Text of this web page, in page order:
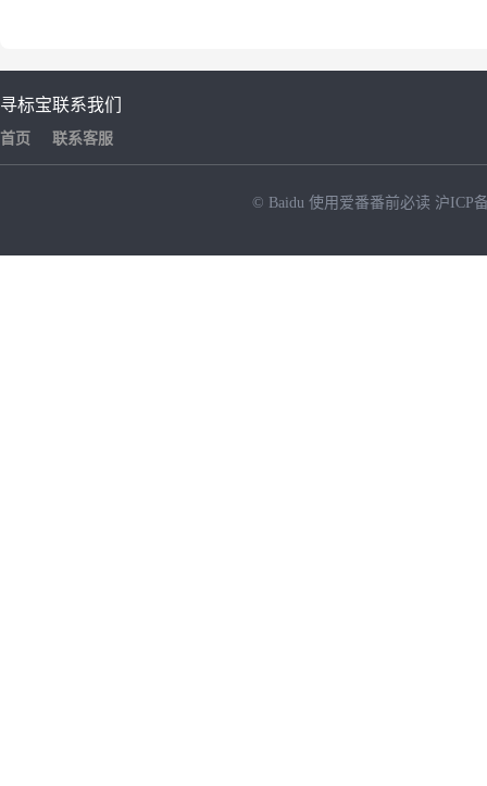
寻标宝
首页
联系我们
联系客服
© Baidu 使用爱番番前必读 沪ICP